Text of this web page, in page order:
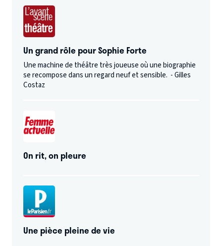
Un grand rôle pour Sophie Forte
Une machine de théâtre très joueuse où une biographie
se recompose dans un regard neuf et sensible. - Gilles
Costaz
On rit, on pleure
Une pièce pleine de vie